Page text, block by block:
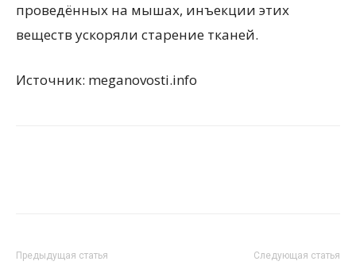
проведённых на мышах, инъекции этих
веществ ускоряли старение тканей.
Источник: meganovosti.info
Предыдущая статья Следующая статья